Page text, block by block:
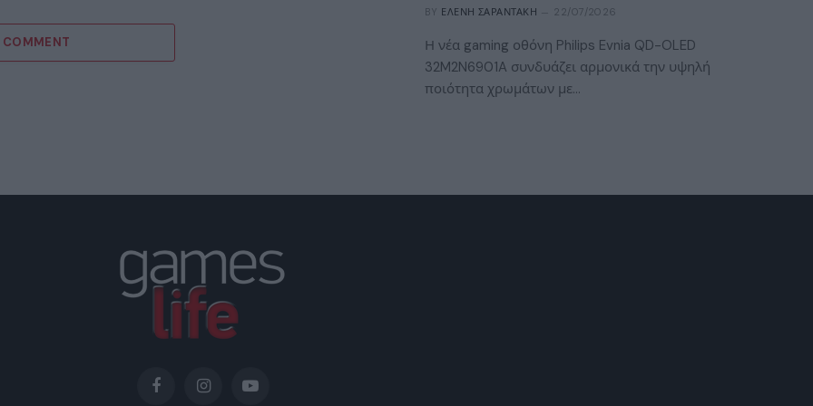
COMMENT
BY ΕΛΈΝΗ ΣΑΡΑΝΤΆΚΗ 22/07/2026
Η νέα gaming οθόνη Philips Evnia QD-OLED
32M2N6901A συνδυάζει αρμονικά την υψηλή
ποιότητα χρωμάτων με…
FacebookInstagramYouTube